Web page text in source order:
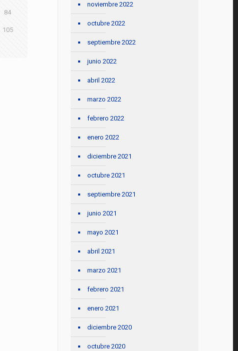
84
105
noviembre 2022
octubre 2022
septiembre 2022
junio 2022
abril 2022
marzo 2022
febrero 2022
enero 2022
diciembre 2021
octubre 2021
septiembre 2021
junio 2021
mayo 2021
abril 2021
marzo 2021
febrero 2021
enero 2021
diciembre 2020
octubre 2020